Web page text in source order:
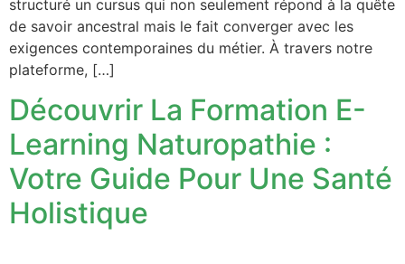
structuré un cursus qui non seulement répond à la quête
de savoir ancestral mais le fait converger avec les
exigences contemporaines du métier. À travers notre
plateforme, […]
Découvrir La Formation E-
Learning Naturopathie :
Votre Guide Pour Une Santé
Holistique